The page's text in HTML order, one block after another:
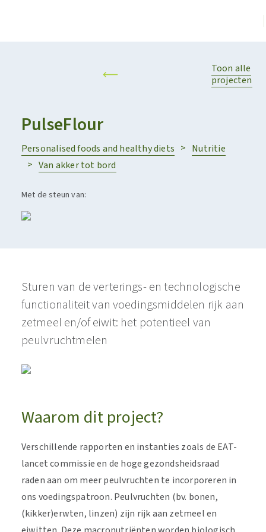
Toon alle
projecten
PulseFlour
Personalised foods and healthy diets
Nutritie
Van akker tot bord
Met de steun van:
Sturen van de verterings- en technologische
functionaliteit van voedingsmiddelen rijk aan
zetmeel en/of eiwit: het potentieel van
peulvruchtmelen
Waarom dit project?
Verschillende rapporten en instanties zoals de EAT-
lancet commissie en de hoge gezondsheidsraad
raden aan om meer peulvruchten te incorporeren in
ons voedingspatroon. Peulvruchten (bv. bonen,
(kikker)erwten, linzen) zijn rijk aan zetmeel en